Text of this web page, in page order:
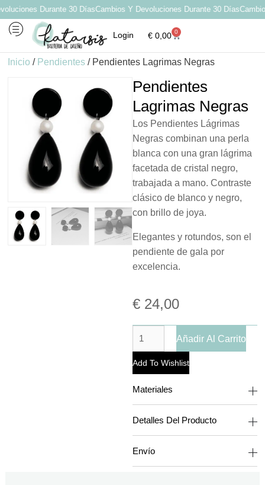
Durante 30 DíasCambios Y Devoluciones Durante 30 Días
Login €0,00 0
Inicio / Pendientes / Pendientes Lagrimas Negras
Pendientes
Lagrimas Negras
Los Pendientes Lágrimas
Negras combinan una perla
blanca con una gran lágrima
facetada de cristal negro,
trabajada a mano. Contraste
clásico de blanco y negro,
con brillo de joya.
Elegantes y rotundos, son el
pendiente de gala por
excelencia.
€ 24,00
Añadir Al Carrito
Add To Wishlist
Materiales
Detalles Del Producto
Envío